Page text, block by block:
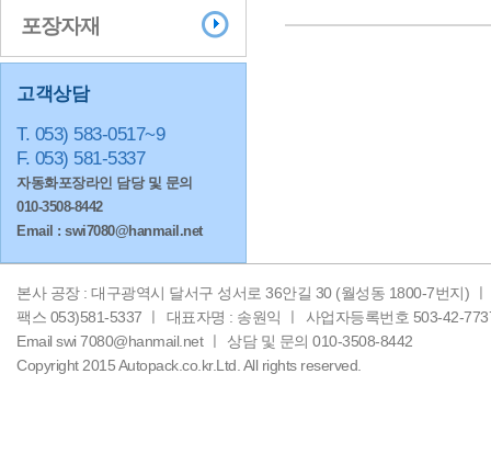
포장자재
고객상담
T. 053) 583-0517~9
F. 053) 581-5337
자동화포장라인 담당 및 문의
010-3508-8442
Email : swi7080@hanmail.net
본사 공장 : 대구광역시 달서구 성서로 36안길 30 (월성동 1800-7번지) ㅣ
팩스 053)581-5337 ㅣ
대표자명 : 송원익 ㅣ
사업자등록번호 503-42-
Email swi 7080@hanmail.net ㅣ
상담 및 문의 010-3508-8442
Copyright 2015 Autopack.co.kr.Ltd. All rights reserved.